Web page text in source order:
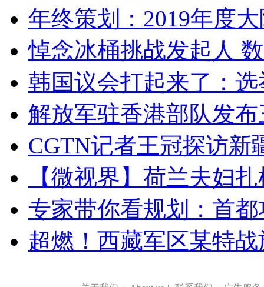
年终策划：2019年度
悼念冰桶挑战发起人
韩国议会打起来了：
解放军驻香港部队发
CGTN记者王冠探访新
【微视界】荷兰夫妇
专家带你看规划：首
超燃！西藏军区某特